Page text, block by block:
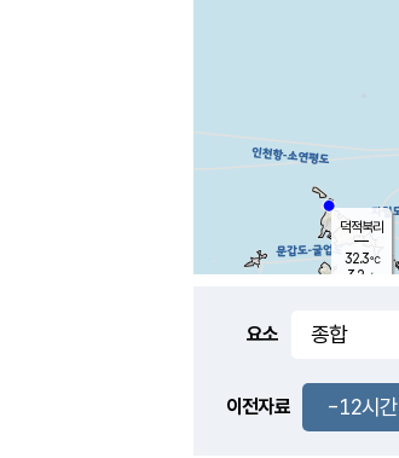
-
덕적북리
32.3℃
3.2 m/s
요소
이전자료 -12시간